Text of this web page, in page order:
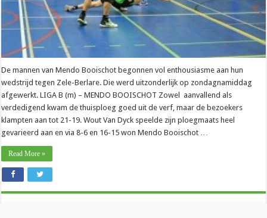
De mannen van Mendo Booischot begonnen vol enthousiasme aan hun
wedstrijd tegen Zele-Berlare. Die werd uitzonderlijk op zondagnamiddag
afgewerkt. LIGA B (m) – MENDO BOOISCHOT Zowel aanvallend als
verdedigend kwam de thuisploeg goed uit de verf, maar de bezoekers
klampten aan tot 21-19. Wout Van Dyck speelde zijn ploegmaats heel
gevarieerd aan en via 8-6 en 16-15 won Mendo Booischot …
Read More »